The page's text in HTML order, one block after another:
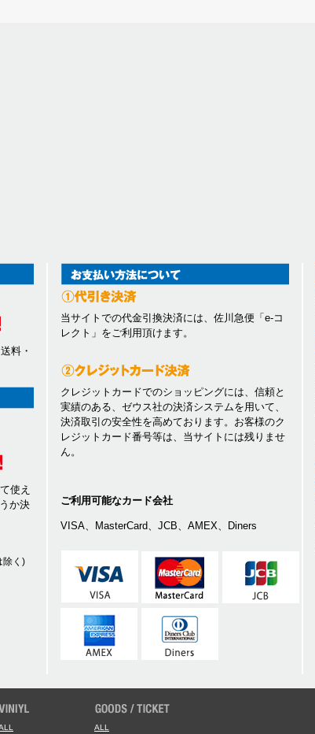
料・
使え
か決
除く)
当サイトでの代金引換決済には、佐川急便「e-コ
レクト」をご利用頂けます。
クレジットカードでのショッピングには、信頼と
実績のある、ゼウス社の決済システムを用いて、
決済取引の安全性を高めております。お客様のク
レジットカード番号等は、当サイトには残りませ
ん。
ご利用可能なカード会社
VISA、MasterCard、JCB、AMEX、Diners
ALL